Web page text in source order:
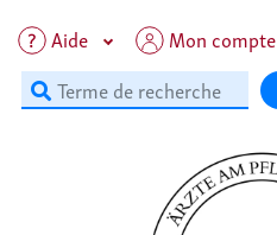
Aide Mon compte